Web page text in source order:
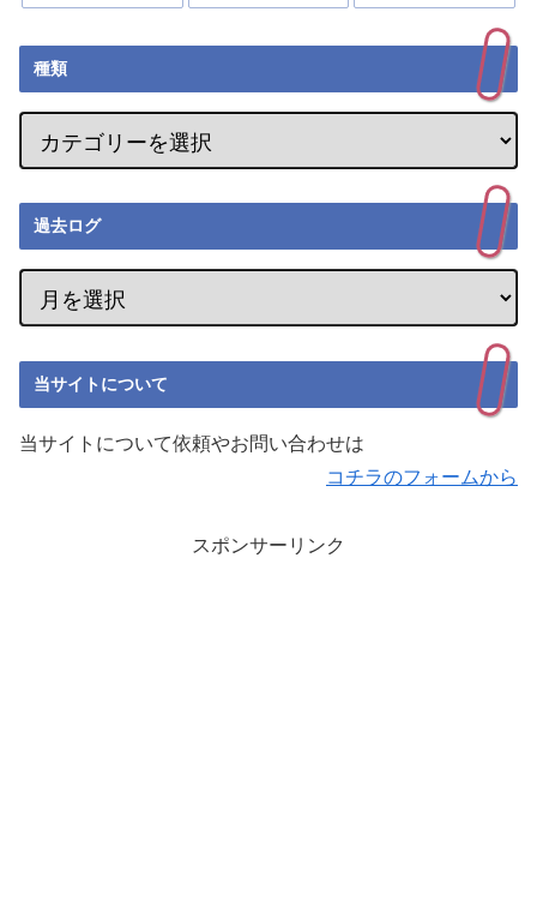
種類
過去ログ
当サイトについて
当サイトについて依頼やお問い合わせは
コチラのフォームから
スポンサーリンク